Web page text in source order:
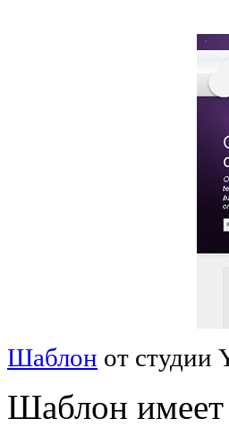
Шаблон от студии
Шаблон имеет